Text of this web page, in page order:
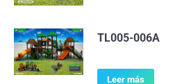
TL005-006A
Leer más